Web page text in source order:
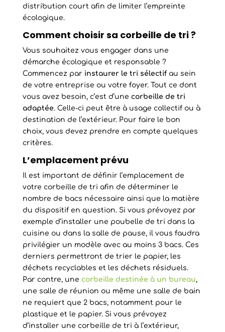
distribution court afin de limiter l’empreinte
écologique.
Comment choisir sa corbeille de tri ?
Vous souhaitez vous engager dans une
démarche écologique et responsable ?
Commencez par instaurer le tri sélectifau sein
de votre entreprise ou votre foyer. Tout ce dont
vous avez besoin, c’est d’une corbeille de tri
adaptée. Celle-ci peut être à usage collectif ou à
destination de l’extérieur. Pour faire le bon
choix, vous devez prendre en compte quelques
critères.
L’emplacement prévu
Il est important de définir l’emplacement de
votre corbeille de tri afin de déterminer le
nombre de bacs nécessaire ainsi que la matière
du dispositif en question. Si vous prévoyez par
exemple d’installer une poubelle de tri dans la
cuisine ou dans la salle de pause, il vous faudra
privilégier un modèle avec au moins 3 bacs. Ces
derniers permettront de trier le papier, les
déchets recyclables et les déchets résiduels.
Par contre, une corbeille destinée à un bureau,
une salle de réunion ou même une salle de bain
ne requiert que 2 bacs, notamment pour le
plastique et le papier. Si vous prévoyez
d’installer une corbeille de tri à l’extérieur,